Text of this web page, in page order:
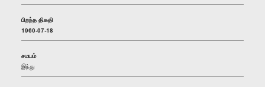
பிறந்த திகதி
1960-07-18
சமயம்
இந்து